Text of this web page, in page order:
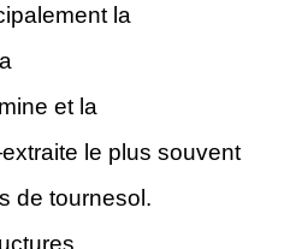
la
et la
le plus souvent
de tournesol.